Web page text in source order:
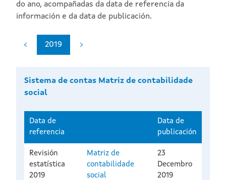
do ano, acompañadas da data de referencia da
información e da data de publicación.
2019
Sistema de contas Matriz de contabilidade
social
Data de
referencia
Data de
publicación
Revisión
estatística
2019
Matriz de
contabilidade
social
23
Decembro
2019